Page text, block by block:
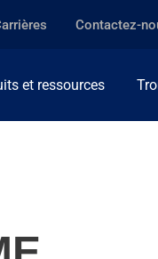
Contactez-
et ressources